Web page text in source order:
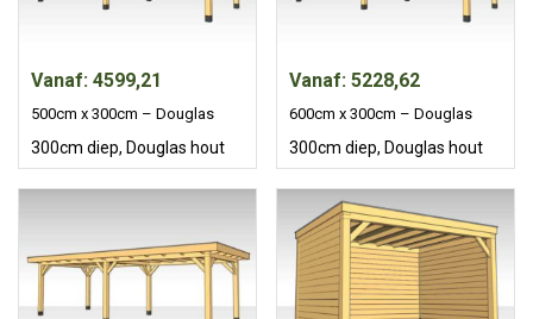
Vanaf: 4599,21
500cm x 300cm – Douglas
300cm diep, Douglas hout
Vanaf: 5228,62
600cm x 300cm – Douglas
300cm diep, Douglas hout